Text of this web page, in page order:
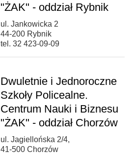
"ŻAK" - oddział Rybnik
ul. Jankowicka 2
44-200 Rybnik
tel. 32 423-09-09
Dwuletnie i Jednoroczne
Szkoły Policealne.
Centrum Nauki i Biznesu
"ŻAK" - oddział Chorzów
ul. Jagiellońska 2/4,
41-500 Chorzów